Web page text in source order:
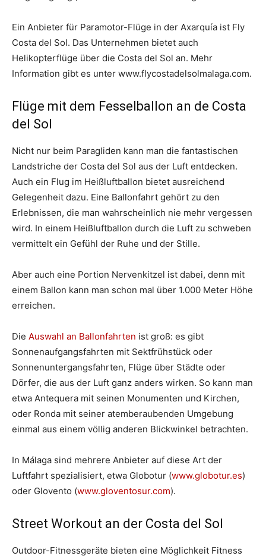
Ein Anbieter für Paramotor-Flüge in der Axarquía ist Fly
Costa del Sol. Das Unternehmen bietet auch
Helikopterflüge über die Costa del Sol an. Mehr
Information gibt es unter www.flycostadelsolmalaga.com.
Flüge mit dem Fesselballon an de Costa
del Sol
Nicht nur beim Paragliden kann man die fantastischen
Landstriche der Costa del Sol aus der Luft entdecken.
Auch ein Flug im Heißluftballon bietet ausreichend
Gelegenheit dazu. Eine Ballonfahrt gehört zu den
Erlebnissen, die man wahrscheinlich nie mehr vergessen
wird. In einem Heißluftballon durch die Luft zu schweben
vermittelt ein Gefühl der Ruhe und der Stille.
Aber auch eine Portion Nervenkitzel ist dabei, denn mit
einem Ballon kann man schon mal über 1.000 Meter Höhe
erreichen.
Die Auswahl an Ballonfahrten ist groß: es gibt
Sonnenaufgangsfahrten mit Sektfrühstück oder
Sonnenuntergangsfahrten, Flüge über Städte oder
Dörfer, die aus der Luft ganz anders wirken. So kann man
etwa Antequera mit seinen Monumenten und Kirchen,
oder Ronda mit seiner atemberaubenden Umgebung
einmal aus einem völlig anderen Blickwinkel betrachten.
In Málaga sind mehrere Anbieter auf diese Art der
Luftfahrt spezialisiert, etwa Globotur (www.globotur.es)
oder Glovento (www.gloventosur.com).
Street Workout an der Costa del Sol
Outdoor-Fitnessgeräte bieten eine Möglichkeit Fitness